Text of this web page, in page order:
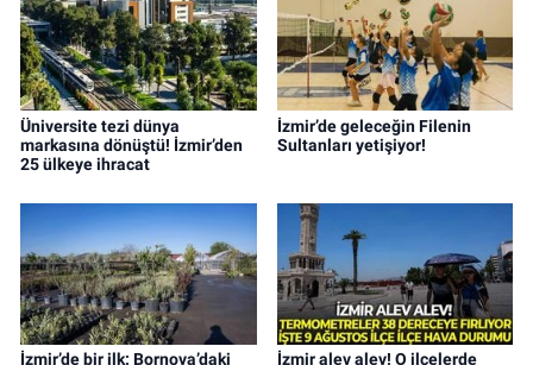
Üniversite tezi dünya
markasına dönüştü! İzmir’den
25 ülkeye ihracat
İzmir’de geleceğin Filenin
Sultanları yetişiyor!
İzmir’de bir ilk: Bornova’daki
İzmir alev alev! O ilçelerde